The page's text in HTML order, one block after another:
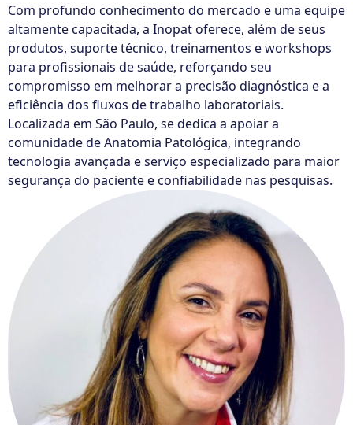
Com profundo conhecimento do mercado e uma equipe
altamente capacitada, a Inopat oferece, além de seus
produtos, suporte técnico, treinamentos e workshops
para profissionais de saúde, reforçando seu
compromisso em melhorar a precisão diagnóstica e a
eficiência dos fluxos de trabalho laboratoriais.
Localizada em São Paulo, se dedica a apoiar a
comunidade de Anatomia Patológica, integrando
tecnologia avançada e serviço especializado para maior
segurança do paciente e confiabilidade nas pesquisas.